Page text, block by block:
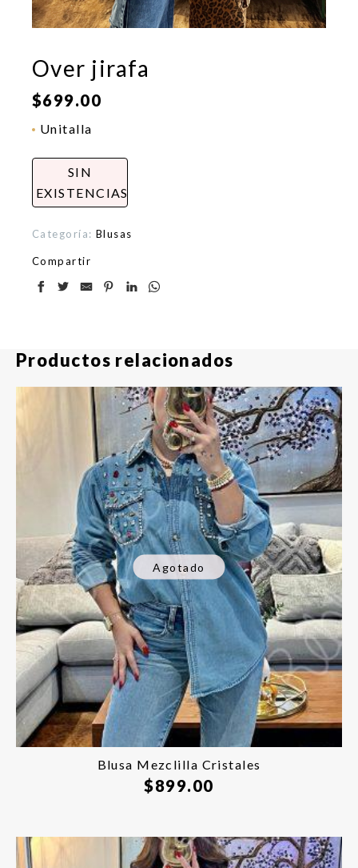
Over jirafa
$699.00
Unitalla
SIN
EXISTENCIAS
Categoría: Blusas
Compartir
Productos relacionados
Agotado
Blusa Mezclilla Cristales
$899.00